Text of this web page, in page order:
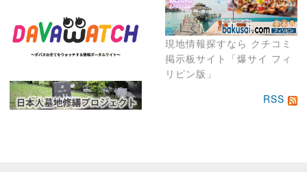
現地情報探すなら クチコミ
掲示板サイト「爆サイ フィ
リピン版」
RSS